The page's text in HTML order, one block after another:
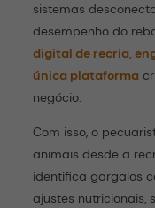
sistemas
desempenho do
digital de recria,
única plataforma
negócio.
Com isso, o
animais desde a
identifica gargalos
ajustes nutricionais,